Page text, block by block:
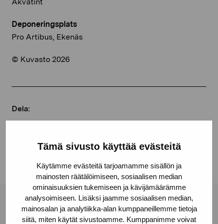
Tämä sivusto käyttää evästeitä
Käytämme evästeitä tarjoamamme sisällön ja
mainosten räätälöimiseen, sosiaalisen median
ominaisuuksien tukemiseen ja kävijämäärämme
analysoimiseen. Lisäksi jaamme sosiaalisen median,
mainosalan ja analytiikka-alan kumppaneillemme tietoja
siitä, miten käytät sivustoamme. Kumppanimme voivat
Deponeringsplats
Pro Artibus, Ekenäs
© Kuvasto 2026
Dela:
Linkedin
Stiftelsen Pro Artibus